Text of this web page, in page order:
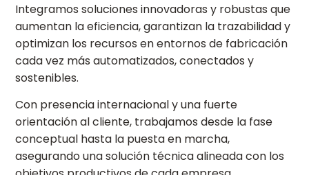
Integramos soluciones innovadoras y robustas que
aumentan la eficiencia, garantizan la trazabilidad y
optimizan los recursos en entornos de fabricación
cada vez más automatizados, conectados y
sostenibles.
Con presencia internacional y una fuerte
orientación al cliente, trabajamos desde la fase
conceptual hasta la puesta en marcha,
asegurando una solución técnica alineada con los